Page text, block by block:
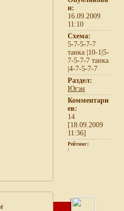
н:
16.09.2009
11:10
Схема:
5-7-5-7-7
танка |10-1|5-
7-5-7-7 танка
|4-7-5-7-7
Раздел:
Югэн
Комментари
ев:
14
[18.09.2009
11:36]
Рейтинг:
/